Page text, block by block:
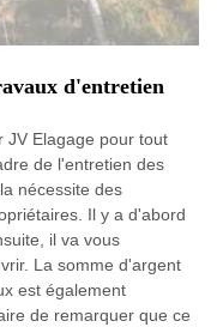
d'entretien
JV Elagage pour tout
de l'entretien des
nécessite des
Il y a d'abord
il va vous
La somme d'argent
est également
de remarquer que ce